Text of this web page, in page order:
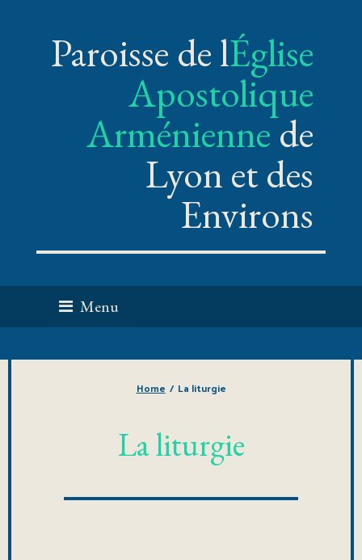
Paroisse de lÉglise
Apostolique
Arméniennede
Lyon et des
Environs
Menu
Home / La liturgie
La liturgie